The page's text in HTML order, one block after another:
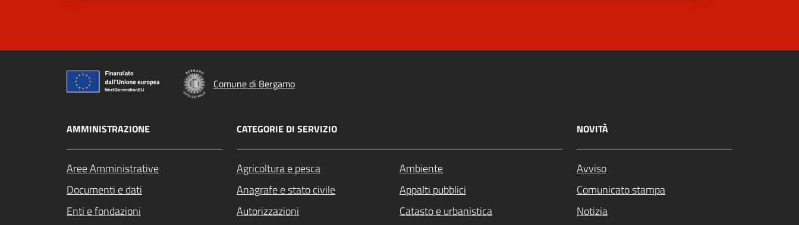
Comune di Bergamo
AMMINISTRAZIONE
Aree Amministrative
Documenti e dati
Enti e fondazioni
CATEGORIE DI SERVIZIO
Agricoltura e pesca
Ambiente
Anagrafe e stato civile
Appalti pubblici
Autorizzazioni
Catasto e urbanistica
NOVITÀ
Avviso
Comunicato stampa
Notizia